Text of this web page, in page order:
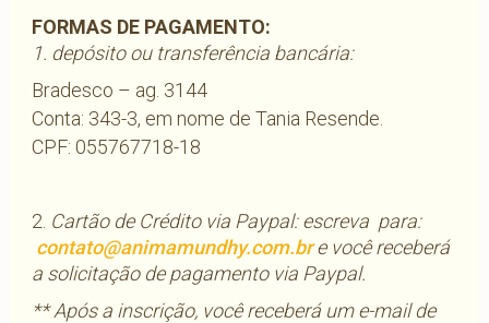
FORMAS DE PAGAMENTO:
1. depósito ou transferência bancária:
Bradesco – ag. 3144
Conta: 343-3, em nome de Tania Resende.
CPF: 055767718-18
2. Cartão de Crédito via Paypal: escreva para:
contato@animamundhy.com.bre você receberá
a solicitação de pagamento via Paypal.
** Após a inscrição, você receberá um e-mail de